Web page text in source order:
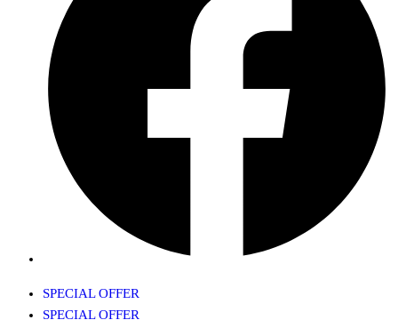
SPECIAL OFFER
SPECIAL OFFER